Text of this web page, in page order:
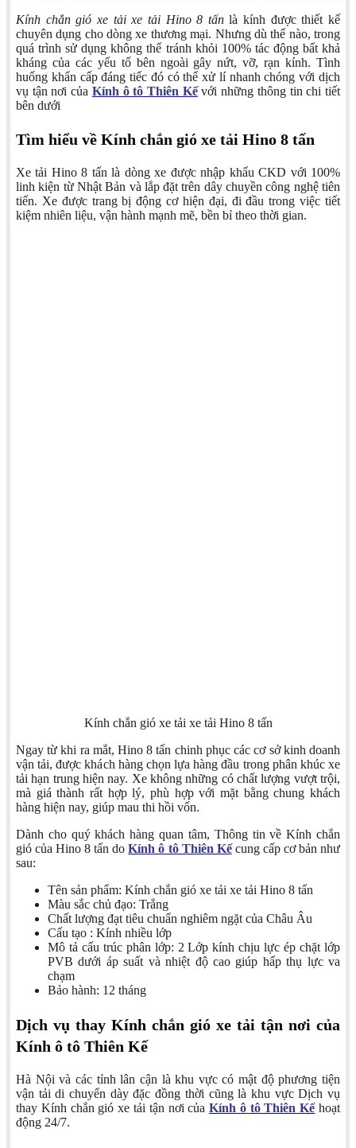
Kính chắn gió xe tải xe tải Hino 8 tấnlà kính được thiết kế
chuyên dụng cho dòng xe thương mại. Nhưng dù thế nào, trong
quá trình sử dụng không thể tránh khỏi 100% tác động bất khả
kháng của các yếu tố bên ngoài gây nứt, vỡ, rạn kính. Tình
huống khẩn cấp đáng tiếc đó có thể xử lí nhanh chóng với dịch
vụ tận nơi của Kính ô tô Thiên Kếvới những thông tin chi tiết
bên dưới
Tìm hiểu về Kính chắn gió xe tải Hino 8 tấn
Xe tải Hino 8 tấn là dòng xe được nhập khẩu CKD với 100%
linh kiện từ Nhật Bản và lắp đặt trên dây chuyền công nghệ tiên
tiến. Xe được trang bị động cơ hiện đại, đi đầu trong việc tiết
kiệm nhiên liệu, vận hành mạnh mẽ, bền bỉ theo thời gian.
Kính chắn gió xe tải xe tải Hino 8 tấn
Ngay từ khi ra mắt, Hino 8 tấn chinh phục các cơ sở kinh doanh
vận tải, được khách hàng chọn lựa hàng đầu trong phân khúc xe
tải hạn trung hiện nay. Xe không những có chất lượng vượt trội,
mà giá thành rất hợp lý, phù hợp với mặt bằng chung khách
hàng hiện nay, giúp mau thi hồi vốn.
Dành cho quý khách hàng quan tâm, Thông tin về Kính chắn
gió của Hino 8 tấn doKính ô tô Thiên Kếcung cấp cơ bản như
sau:
Tên sản phẩm: Kính chắn gió xe tải xe tải Hino 8 tấn
Màu sắc chủ đạo: Trắng
Chất lượng đạt tiêu chuẩn nghiêm ngặt của Châu Âu
Cấu tạo : Kính nhiều lớp
Mô tả cấu trúc phân lớp: 2 Lớp kính chịu lực ép chặt lớp
PVB dưới áp suất và nhiệt độ cao giúp hấp thụ lực va
chạm
Bảo hành: 12 tháng
Dịch vụ thay Kính chắn gió xe tải tận nơi của
Kính ô tô Thiên Kế
Hà Nội và các tỉnh lân cận là khu vực có mật độ phương tiện
vận tải di chuyển dày đặc đồng thời cũng là khu vực Dịch vụ
thay Kính chắn gió xe tải tận nơi củaKính ô tô Thiên Kếhoạt
động 24/7.